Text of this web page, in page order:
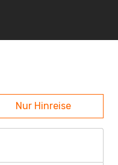
Nur Hinreise